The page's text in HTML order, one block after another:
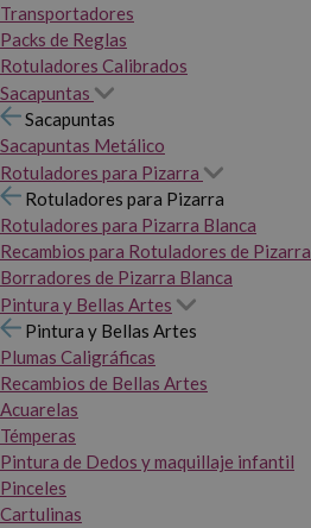
Transportadores
Packs de Reglas
Rotuladores Calibrados
Sacapuntas
Sacapuntas
Sacapuntas Metálico
Rotuladores para Pizarra
Rotuladores para Pizarra
Rotuladores para Pizarra Blanca
Recambios para Rotuladores de Pizarra
Borradores de Pizarra Blanca
Pintura y Bellas Artes
Pintura y Bellas Artes
Plumas Caligráficas
Recambios de Bellas Artes
Acuarelas
Témperas
Pintura de Dedos y maquillaje infantil
Pinceles
Cartulinas